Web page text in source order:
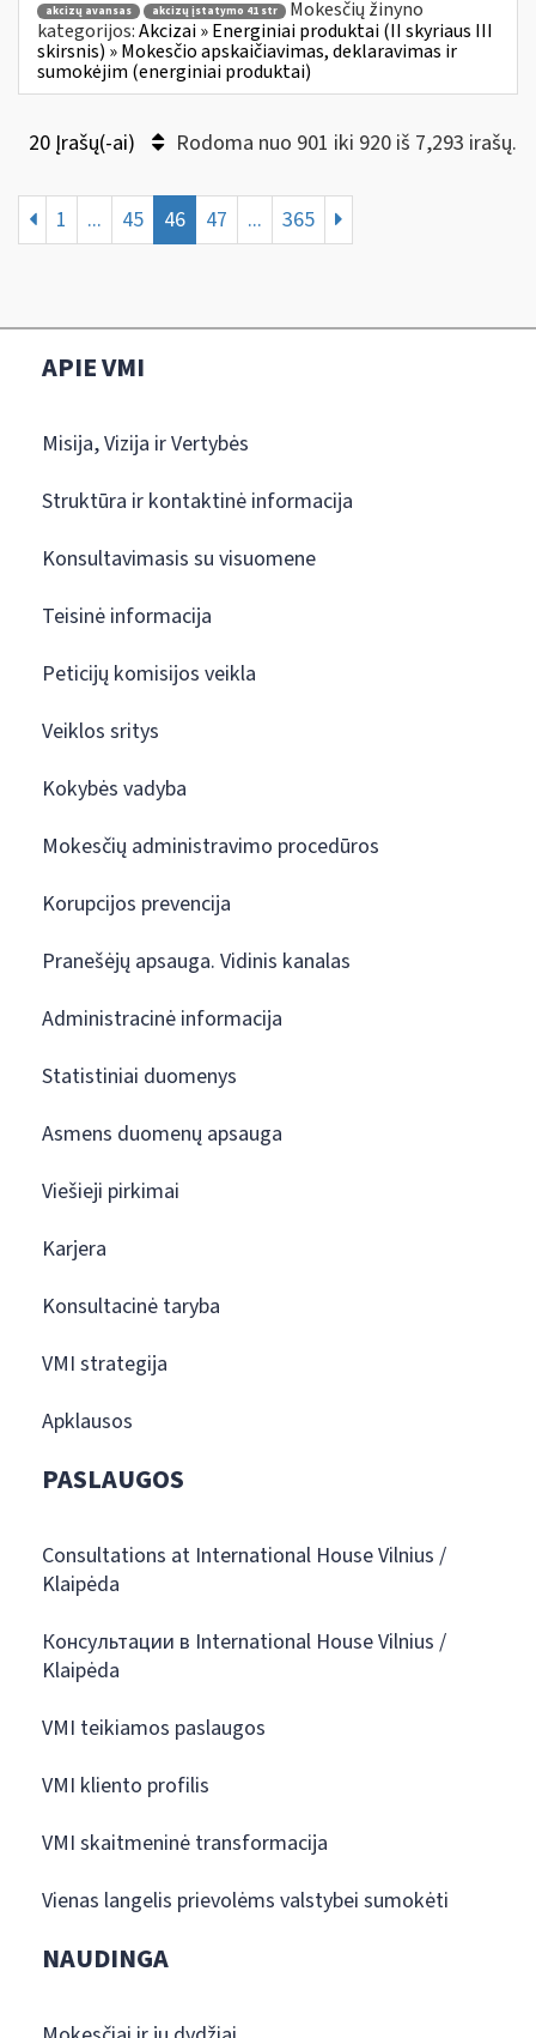
akcizų avansas akcizų įstatymo 41 str
Mokesčių žinyno
kategorijos:Akcizai » Energiniai produktai (II skyriaus III
skirsnis) » Mokesčio apskaičiavimas, deklaravimas ir
sumokėjim (energiniai produktai)
20 Įrašų(-ai) Rodoma nuo 901 iki 920 iš 7,293 irašų.
1 ... 45 46 47 ... 365
APIE VMI
Misija, Vizija ir Vertybės
Struktūra ir kontaktinė informacija
Konsultavimasis su visuomene
Teisinė informacija
Peticijų komisijos veikla
Veiklos sritys
Kokybės vadyba
Mokesčių administravimo procedūros
Korupcijos prevencija
Pranešėjų apsauga. Vidinis kanalas
Administracinė informacija
Statistiniai duomenys
Asmens duomenų apsauga
Viešieji pirkimai
Karjera
Konsultacinė taryba
VMI strategija
Apklausos
PASLAUGOS
Consultations at International House Vilnius /
Klaipėda
Консультации в International House Vilnius /
Klaipėda
VMI teikiamos paslaugos
VMI kliento profilis
VMI skaitmeninė transformacija
Vienas langelis prievolėms valstybei sumokėti
NAUDINGA